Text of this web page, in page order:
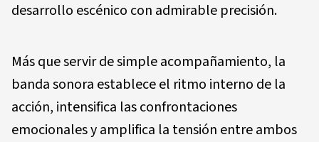
desarrollo escénico con admirable precisión.
Más que servir de simple acompañamiento, la
banda sonora establece el ritmo interno de la
acción, intensifica las confrontaciones
emocionales y amplifica la tensión entre ambos